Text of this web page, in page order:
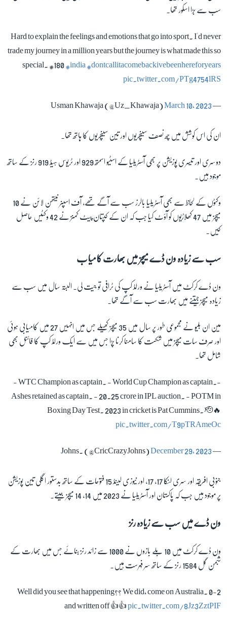
سب سے بڑا اسکور تھا۔
Hard to explain the feelings and emotions that go into sport. I'd never
trade my journey in a million years but the journey is what made this so
special. #180 #india #dontcallitacomebackivebeenhereforyears
pic.twitter.com/PTg4754lRS
— Usman Khawaja (@Uz_Khawaja)
March 10, 2023
ان کی اس کوشش میں چھ نصف سینچریوں اور تین سینچریوں کا ہاتھ تھا۔
دوسری اور تیسری پوزیشن پر بھی آسٹریلیا کے اسٹیو اسمتھ 929 اور ٹریوس ہیڈ 919 رنز کے ساتھ
موجود ہیں۔
وکٹوں کے لحاظ سے بھی آسٹریلیا بالرز سب سے آگے تھے، آف اسپنر نیتھن لائن نے 10
میچز میں 47 کھلاڑیوں کو آؤٹ کیا جب کہ ان کے کپتان پیٹ کمنز نے 42 وکٹیں حاصل
کیں۔
سب سے زیادہ ون ڈے میچز میں بھارت کامیاب
ون ڈے کرکٹ میں آسٹریلیا نے ورلڈ کپ کی ٹرافی تو جیت لی۔ البتہ سال میں سب سے
زیادہ میچز جیتنے میں بھارت سب سے آگے تھا۔
مین ان بلیو نے مجموعی طور پر سال میں 35 میچز کھیلے جس میں انہیں 27 میں کامیابی ہوئی
اور صرف سات میچز میں شکست کا سامنا کرنا پڑا جس میں سے ایک ورلڈ کپ کا فائنل بھی
شامل تھا۔
- WTC Champion as captain. - World Cup Champion as captain.-
Ashes retained as captain. - 20.25 crore in IPL auction. - POTM in
Boxing Day Test. 2023 in cricket is Pat Cummins. 🫡🔥
pic.twitter.com/T9pTRAmeOc
— Johns. (@CricCrazyJohns)
December 29, 2023
جنوبی افریقہ اور سری لنکا 17، 17، اور نیوزی لینڈ 15 فتوحات کے ساتھ بدستور اگلی تین پوزیشن
پر موجود ہیں جب کہ پاکستان اور آسٹریلیا نے 2023 میں 14، 14 میچز جیتے۔
ون ڈے میں سب سے زیادہ رنز
ون ڈے کرکٹ میں 10 بلے بازوں نے 1000 سے زائد رنز بنائے جس میں بھارت کے
شبمن گل 1584 رنز کے ساتھ سر فہرست ہیں۔
Well did you see that happening?? We did, come on Australia. 0-2
and written off 👍👍 pic.twitter.com/8Jz3ZztPIF